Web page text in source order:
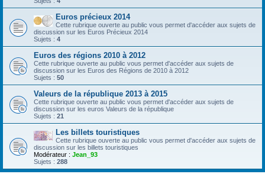
Euros précieux 2014
Cette rubrique ouverte au public vous permet d'accéder aux sujets de
discussion sur les Euros Précieux 2014
Sujets : 4
Euros des régions 2010 à 2012
Cette rubrique ouverte au public vous permet d'accéder aux sujets de
discussion sur les Euros des Régions de 2010 à 2012
Sujets : 50
Valeurs de la république 2013 à 2015
Cette rubrique ouverte au public vous permet d'accéder aux sujets de
discussion sur les euros Valeurs de la république
Sujets : 21
Les billets touristiques
Cette rubrique ouverte au public vous permet d'accéder aux sujets de
discussion sur les billets touristiques
Modérateur : Jean_93
Sujets : 288